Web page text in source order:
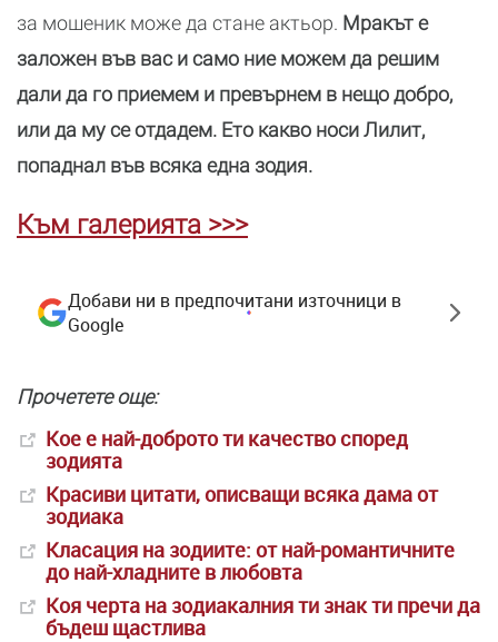
за мошеник може да стане актьор. Мракът е
заложен във вас и само ние можем да решим
дали да го приемем и превърнем в нещо добро,
или да му се отдадем. Ето какво носи Лилит,
попаднал във всяка една зодия.
Към галерията >>>
Добави ни в предпочитани източници в
Google
Прочетете още:
Кое е най-доброто ти качество според
зодията
Красиви цитати, описващи всяка дама от
зодиака
Класация на зодиите: от най-романтичните
до най-хладните в любовта
Коя черта на зодиакалния ти знак ти пречи да
бъдеш щастлива